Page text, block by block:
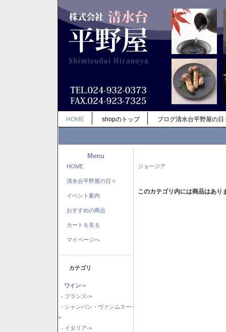
HOME shopのトップ ブログ清水台平野屋の日
Menu
HOME
清水台平野屋の日々
イベント案内
おすすめの商品
カートを見る
マイページへ
カテゴリ
ワイン->
- フランス->
- シャンパン・ヴァンムスー-
>
- イタリア->
ジョージア
このカテゴリ内には商品はあり